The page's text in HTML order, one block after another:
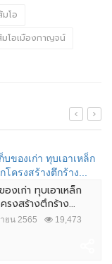
มโอ
มโอเมืองกาญจน์
งเก่า ทุบเอาเหล็ก
รงสร้างตึกร้าง...
ยน 2565 19,473